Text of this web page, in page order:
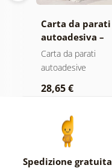
Carta da parati
autoadesiva –
Foglie con
sfumatura
Carta da parati
autoadesive
28,65 €
Spedizione gratuita